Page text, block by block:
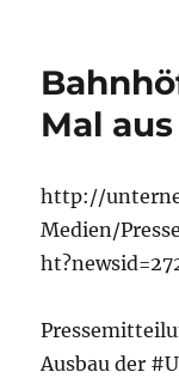
Mal aus
http://
Medien/
Ausbau der